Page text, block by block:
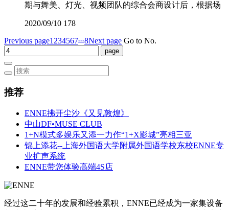
期与舞美、灯光、视频团队的综合会商设计后，根据场
2020/09/10 178
Previous page1 234567...8Next page Go to No.
推荐
ENNE拂开尘沙《又见敦煌》
中山DF•MUSE CLUB
1+N模式多娱乐又添一力作“1+X影城”亮相三亚
锦上添花--上海外国语大学附属外国语学校东校ENNE专
业扩声系统
ENNE带您体验高端4S店
经过这二十年的发展和经验累积，ENNE已经成为一家集设备